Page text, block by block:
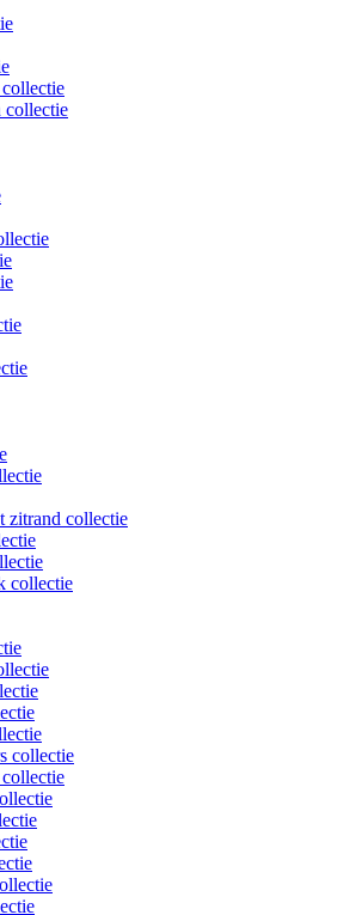
collectie
zitrand collectie
collectie
collectie